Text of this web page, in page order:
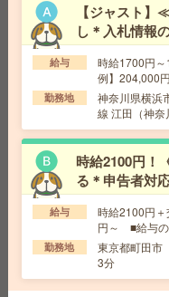
＼16時までの6時間勤
団体で書類作成など[派
給 与 時給1700円＋交 【
給与の前払いが可能な速払
交通費 交通費支給あり
勤務地
神奈川県川崎市宮
台駅徒歩5分
1700円＊《時間相談
見学ツアーアテンド[派
時給1700円～1750
47,000円
【ジャスト
し＊入札情報
給与
時給1700円
例】204,000
能な速払いサ
勤務地
神奈川県横
線 江田（神
営ブルーライ
時給2100円！
る＊申告者対
給与
時給2100円
円～ ■給与の
サービスあり
勤務地
東京都町田市
3分